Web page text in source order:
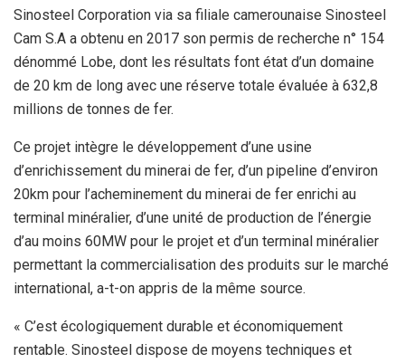
Sinosteel Corporation via sa filiale camerounaise Sinosteel
Cam S.A a obtenu en 2017 son permis de recherche n° 154
dénommé Lobe, dont les résultats font état d’un domaine
de 20 km de long avec une réserve totale évaluée à 632,8
millions de tonnes de fer.
Ce projet intègre le développement d’une usine
d’enrichissement du minerai de fer, d’un pipeline d’environ
20km pour l’acheminement du minerai de fer enrichi au
terminal minéralier, d’une unité de production de l’énergie
d’au moins 60MW pour le projet et d’un terminal minéralier
permettant la commercialisation des produits sur le marché
international, a-t-on appris de la même source.
« C’est écologiquement durable et économiquement
rentable. Sinosteel dispose de moyens techniques et